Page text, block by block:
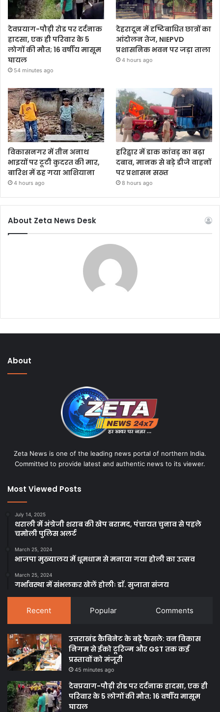
देवप्रयाग-पौड़ी रोड पर दर्दनाक
हादसा, एक ही परिवार के 5
लोगों की मौत; 16 वर्षीय मासूम
घायल
54 minutes ago
देहरादून में दृष्टिबाधित छात्रों का
आंदोलन तेज, NIEPVD
प्रशासनिक भवन पर जड़ा ताला
4 hours ago
विकासनगर में तीन अनाथ
भाइयों पर टूटी कुदरत की मार,
बारिश में ढह गया आशियाना
4 hours ago
हरिद्वार में डाक कांवड़ का बढ़ा
दबाव, मानक से बड़े डीजे वाहनों
पर प्रशासन सख्त
8 hours ago
About Zeta News Desk
About
Zeta News is one of the leading news portal of northern India.
Committed to provide latest and authentic news to its viewer.
Most Viewed Posts
July 14, 2025
थराली में अंग्रेजी शराब की खेप बरामद, पंचायत चुनाव से पहले
चमोली पुलिस अलर्ट
March 25, 2024
भाजपा मुख्यालय में धूमधाम से मनाया गया होली का उत्सव
March 25, 2024
गर्भावस्था में संभलकर खेलें होलीः डाॅ. सुजाता संजय
Recent Popular Comments
उत्तराखंड कैबिनेट के बड़े फैसले: वन विकास
निगम से ईको टूरिज्म और GST तक कई
प्रस्तावों को मंजूरी
45 minutes ago
देवप्रयाग-पौड़ी रोड पर दर्दनाक हादसा, एक ही
परिवार के 5 लोगों की मौत; 16 वर्षीय मासूम
घायल